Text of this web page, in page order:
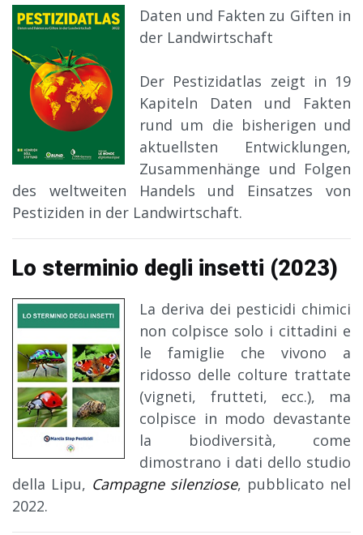
Daten und Fakten zu Giften in
der Landwirtschaft
Der Pestizidatlas zeigt in 19
Kapiteln Daten und Fakten
rund um die bisherigen und
aktuellsten Entwicklungen,
Zusammenhänge und Folgen
des weltweiten Handels und Einsatzes von
Pestiziden in der Landwirtschaft.
Lo sterminio degli insetti (2023)
La deriva dei pesticidi chimici
non colpisce solo i cittadini e
le famiglie che vivono a
ridosso delle colture trattate
(vigneti, frutteti, ecc.), ma
colpisce in modo devastante
la biodiversità, come
dimostrano i dati dello studio
della Lipu, Campagne silenziose, pubblicato nel
2022.